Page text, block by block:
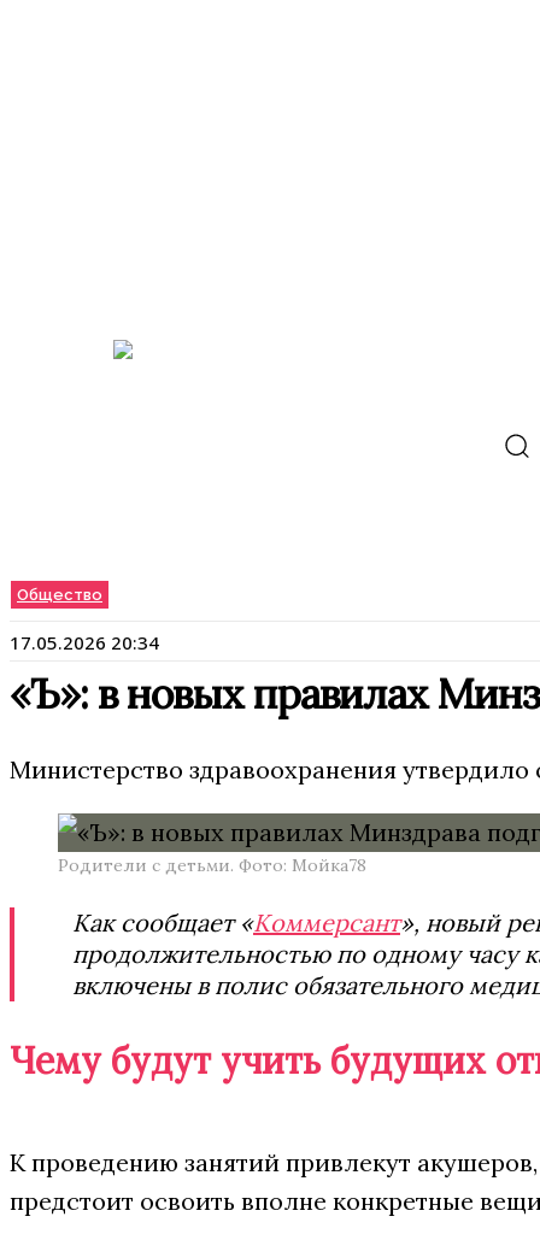
Общество
17.05.2026 20:34
«Ъ»: в новых правилах
Министерство здравоохранения
Родители с детьми. Фото: Мойка78
Как сообщает «Коммерсант», новый
продолжительностью по одному часу
включены в полис обязательного
Чему будут учить будущих
К проведению занятий привлекут
предстоит освоить вполне конкретные